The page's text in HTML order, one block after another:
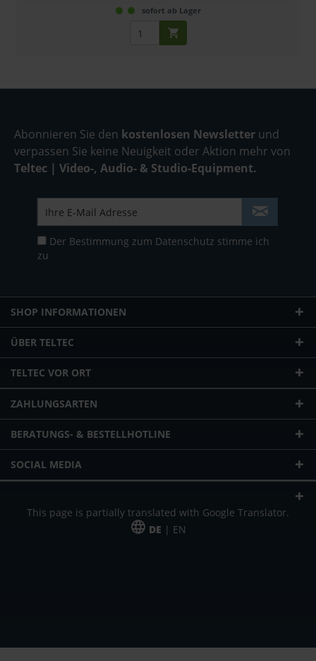
sofort ab Lager
Abonnieren Sie den kostenlosen Newsletter und
verpassen Sie keine Neuigkeit oder Aktion mehr von
Teltec | Video-, Audio- & Studio-Equipment.
Der Bestimmung zum Datenschutz stimme ich
zu
SHOP INFORMATIONEN
ÜBER TELTEC
TELTEC VOR ORT
ZAHLUNGSARTEN
BERATUNGS- & BESTELLHOTLINE
SOCIAL MEDIA
This page is partially translated with Google Translator.
DE | EN